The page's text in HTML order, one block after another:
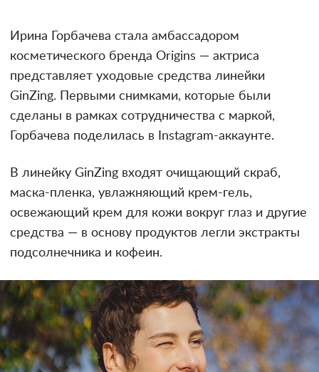
Ирина Горбачева стала амбассадором
косметического бренда Origins — актриса
представляет уходовые средства линейки
GinZing. Первыми снимками, которые были
сделаны в рамках сотрудничества с маркой,
Горбачева поделилась в Instagram-аккаунте.
В линейку GinZing входят очищающий скраб,
маска-пленка, увлажняющий крем-гель,
освежающий крем для кожи вокруг глаз и другие
средства — в основу продуктов легли экстракты
подсолнечника и кофеин.